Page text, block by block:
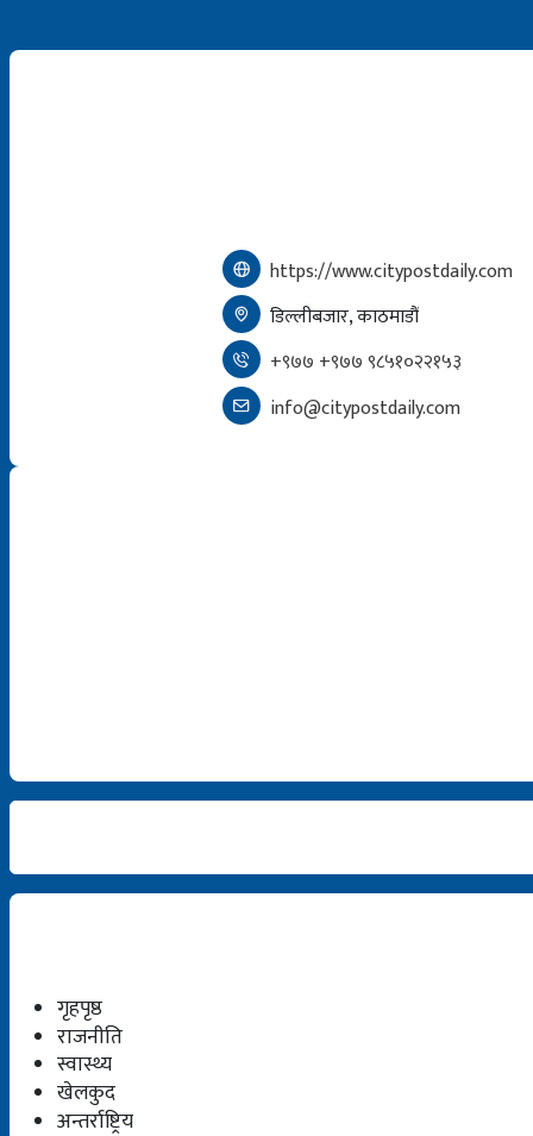
https://www.citypostdaily.com
डिल्लीबजार, काठमाडौं
+९७७ +९७७ ९८५१०२२१५३
info@citypostdaily.com
गृहपृष्ठ
राजनीति
स्वास्थ्य
खेलकुद
अन्तर्राष्ट्रिय